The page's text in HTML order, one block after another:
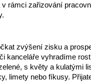
rámci zařizování
zvýšení zisku a
kanceláře vyhradíme
s květy a kulatými
limety nebo fíkusy.